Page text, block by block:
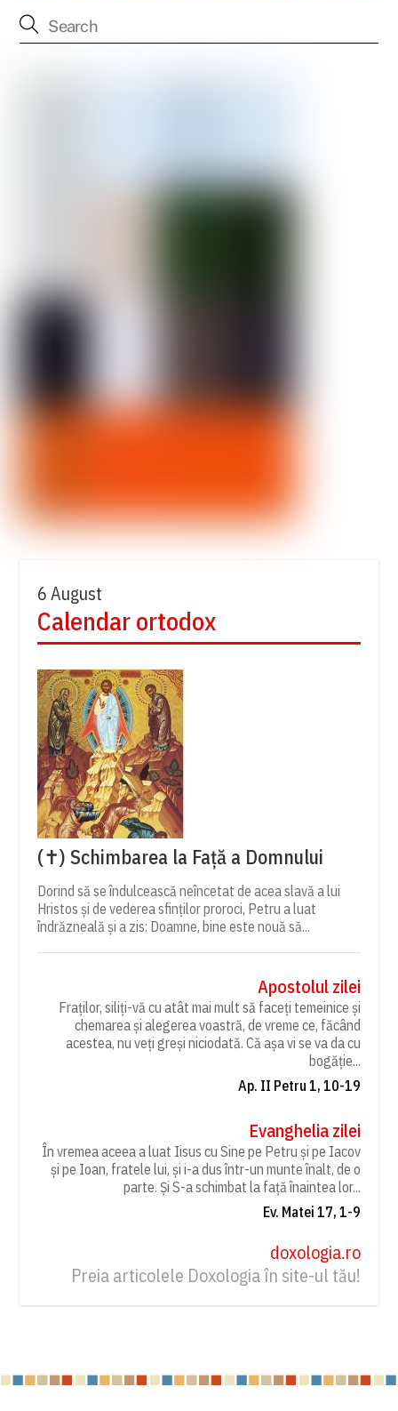
6 August
Calendar ortodox
(✝) Schimbarea la Față a Domnului
Dorind să se îndulcească neîncetat de acea slavă a lui
Hristos și de vederea sfinților proroci, Petru a luat
îndrăzneală și a zis: Doamne, bine este nouă să...
Apostolul zilei
Fraților, siliți-vă cu atât mai mult să faceți temeinice și
chemarea și alegerea voastră, de vreme ce, făcând
acestea, nu veți greși niciodată. Că așa vi se va da cu
bogăție...
Ap. II Petru 1, 10-19
Evanghelia zilei
În vremea aceea a luat Iisus cu Sine pe Petru și pe Iacov
și pe Ioan, fratele lui, și i-a dus într-un munte înalt, de o
parte. Și S-a schimbat la față înaintea lor...
Ev. Matei 17, 1-9
doxologia.ro
Preia articolele Doxologia în site-ul tău!